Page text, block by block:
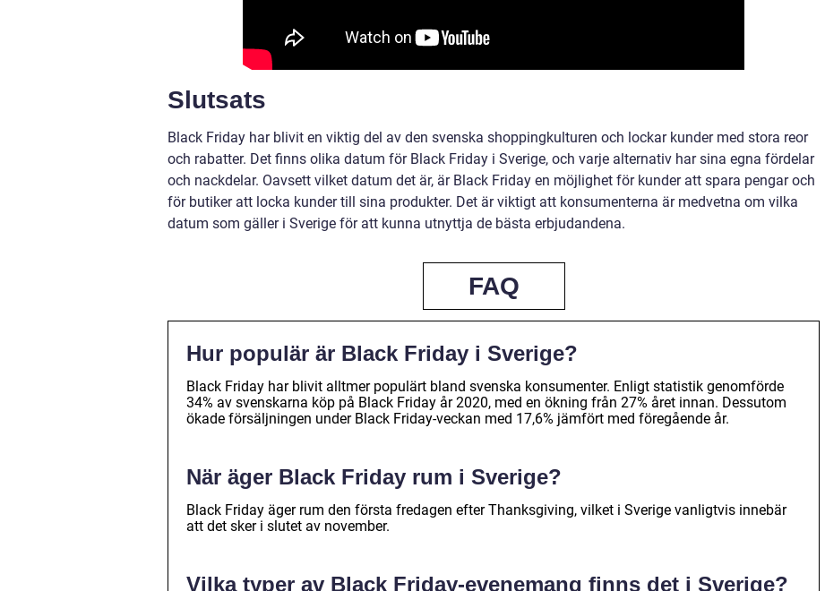
Slutsats
Black Friday har blivit en viktig del av den svenska shoppingkulturen och lockar kunder med stora reor
och rabatter. Det finns olika datum för Black Friday i Sverige, och varje alternativ har sina egna fördelar
och nackdelar. Oavsett vilket datum det är, är Black Friday en möjlighet för kunder att spara pengar och
för butiker att locka kunder till sina produkter. Det är viktigt att konsumenterna är medvetna om vilka
datum som gäller i Sverige för att kunna utnyttja de bästa erbjudandena.
FAQ
Hur populär är Black Friday i Sverige?
Black Friday har blivit alltmer populärt bland svenska konsumenter. Enligt statistik genomförde
34% av svenskarna köp på Black Friday år 2020, med en ökning från 27% året innan. Dessutom
ökade försäljningen under Black Friday-veckan med 17,6% jämfört med föregående år.
När äger Black Friday rum i Sverige?
Black Friday äger rum den första fredagen efter Thanksgiving, vilket i Sverige vanligtvis innebär
att det sker i slutet av november.
Vilka typer av Black Friday-evenemang finns det i Sverige?